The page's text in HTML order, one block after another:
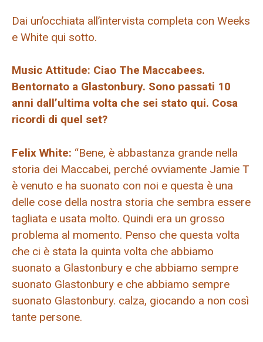
Dai un’occhiata all’intervista completa con Weeks
e White qui sotto.
Music Attitude: Ciao The Maccabees.
Bentornato a Glastonbury. Sono passati 10
anni dall’ultima volta che sei stato qui. Cosa
ricordi di quel set?
Felix White: “Bene, è abbastanza grande nella
storia dei Maccabei, perché ovviamente Jamie T
è venuto e ha suonato con noi e questa è una
delle cose della nostra storia che sembra essere
tagliata e usata molto. Quindi era un grosso
problema al momento. Penso che questa volta
che ci è stata la quinta volta che abbiamo
suonato a Glastonbury e che abbiamo sempre
suonato Glastonbury e che abbiamo sempre
suonato Glastonbury. calza, giocando a non così
tante persone.